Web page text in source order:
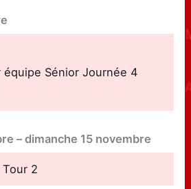
équipe Sénior Journée 4
–dimanche 15 novembre
2